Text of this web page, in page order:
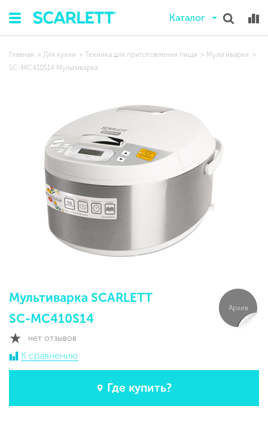
Каталог
Главная Для кухни Техника для приготовления пищи
Мультиварки
SC-MC410S14 Мультиварка
Мультиварка SCARLETT
SC-MC410S14
нет отзывов
К сравнению
Где купить?
Архив